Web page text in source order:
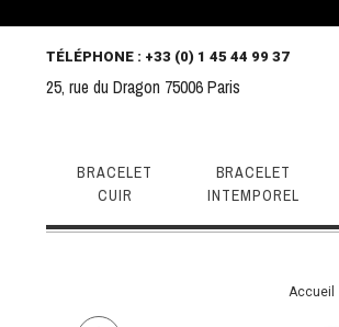
TÉLÉPHONE: +33 (0) 1 45 44 99 37
25, rue du Dragon 75006 Paris
BRACELET
CUIR
BRACELET
INTEMPOREL
Accueil